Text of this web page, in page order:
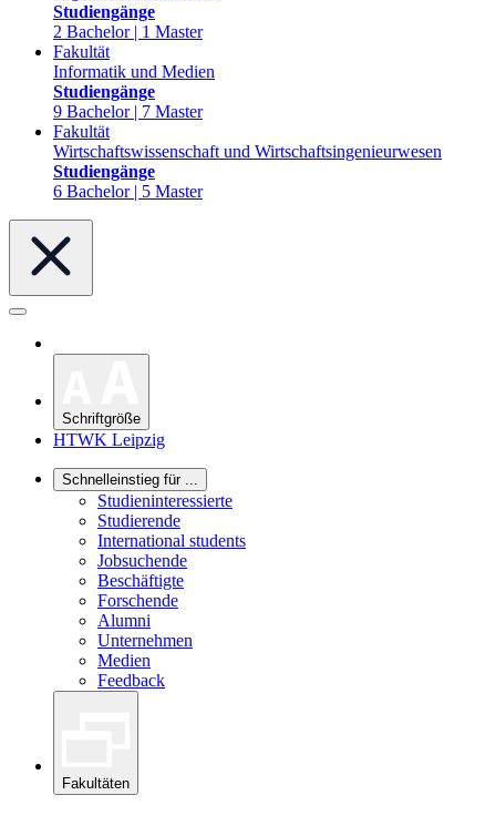
Studiengänge
2 Bachelor | 1 Master
Fakultät
Informatik und Medien
Studiengänge
9 Bachelor | 7 Master
Fakultät
Wirtschaftswissenschaft und Wirtschaftsingenieurwesen
Studiengänge
6 Bachelor | 5 Master
Schriftgröße
HTWK Leipzig
Schnelleinstieg für ...
Studieninteressierte
Studierende
International students
Jobsuchende
Beschäftigte
Forschende
Alumni
Unternehmen
Medien
Feedback
Fakultäten